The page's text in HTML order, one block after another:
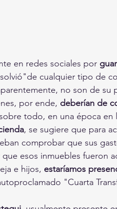
en redes sociales por
cualquier tipo de
no son de su
por ende, deberían de
todo, en una época en
, se sugiere que para
comprobar que sus
esos inmuebles fueron
e hijos, estaríamos
"Cuarta